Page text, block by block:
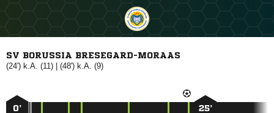
SV BORUSSIA BRESEGARD-MORAAS
(24') k.A. (11) | (48') k.A. (9)
0’ 25’